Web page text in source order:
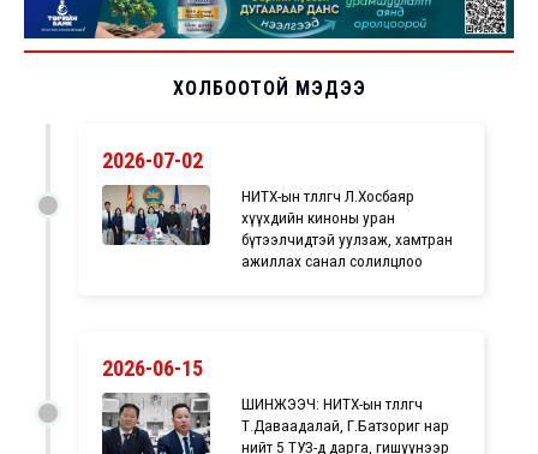
ХОЛБООТОЙ МЭДЭЭ
2026-07-02
НИТХ-ын төлөөлөгч Л.Хосбаяр
хүүхдийн киноны уран
бүтээлчидтэй уулзаж, хамтран
ажиллах санал солилцлоо
2026-06-15
ШИНЖЭЭЧ: НИТХ-ын төлөөлөгч
Т.Даваадалай, Г.Батзориг нар
нийт 5 ТУЗ-д дарга, гишүүнээр